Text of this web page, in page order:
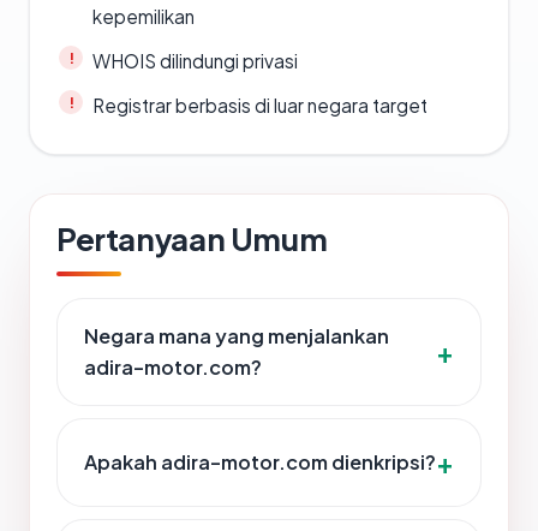
kepemilikan
WHOIS dilindungi privasi
Registrar berbasis di luar negara target
Pertanyaan Umum
Negara mana yang menjalankan
adira-motor.com?
Apakah adira-motor.com dienkripsi?